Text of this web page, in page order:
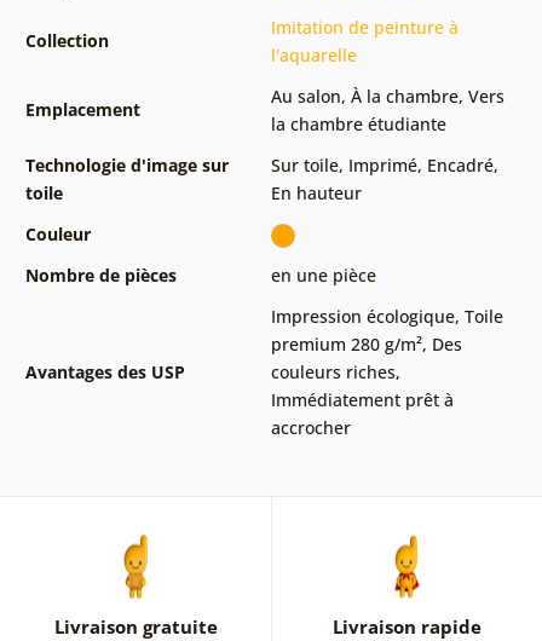
Collection
Imitation de peinture à
l'aquarelle
Emplacement
Au salon, À la chambre, Vers
la chambre étudiante
Technologie d'image sur
toile
Sur toile, Imprimé, Encadré,
En hauteur
Couleur
Nombre de pièces
en une pièce
Avantages des USP
Impression écologique, Toile
premium 280 g/m², Des
couleurs riches,
Immédiatement prêt à
accrocher
Livraison gratuite Livraison rapide